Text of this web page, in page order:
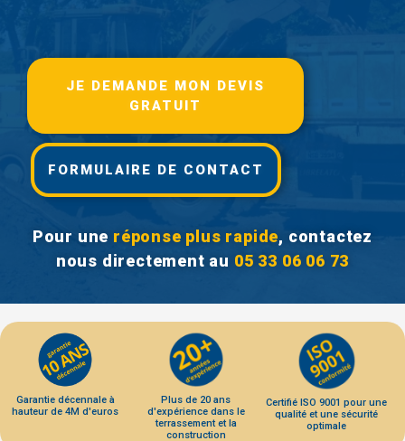
JE DEMANDE MON DEVIS
GRATUIT
FORMULAIRE DE CONTACT
Pour une réponse plus rapide, contactez
nous directement au 05 33 06 06 73
Garantie décennale à
hauteur de 4M d'euros
Plus de 20 ans
d'expérience dans le
terrassement et la
construction
Certifié ISO 9001 pour une
qualité et une sécurité
optimale